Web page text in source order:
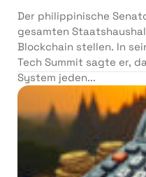
Der philippinische
gesamten
Blockchain stellen. In
Tech Summit sagte er,
System jeden...